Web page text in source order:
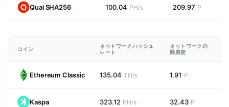
Quai SHA256 100.04 PH/s 209.97 P
コイン
ネットワークハッシュ
レート
ネットワークの
難易度
Ethereum Classic 135.04 TH/s 1.91 P
Kaspa 323.12 PH/s 32.43 P